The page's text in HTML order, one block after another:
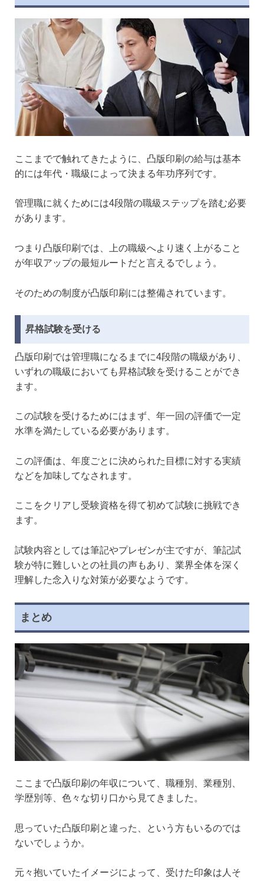
ここまでで触れてきたように、凸版印刷の給与は基本
的には年代・職級によって決まる年功序列です。
管理職に就くためには4段階の職級ステップを踏む必要
があります。
つまり凸版印刷では、上の職級へより速く上がること
が年収アップの最短ルートだと言えるでしょう。
そのための制度が凸版印刷には整備されています。
昇格試験を受ける
凸版印刷では管理職になるまでに4段階の職級があり、
いずれの職級においても昇格試験を受けることができ
ます。
この試験を受けるためにはまず、年一回の評価で一定
水準を満たしている必要があります。
この評価は、年度ごとに決められた目標に対する実績
などを加味してなされます。
ここをクリアし受験資格を得て初めて試験に挑戦でき
ます。
試験内容としては筆記やプレゼンが主ですが、筆記試
験が特に難しいとの社員の声もあり、業界全体を深く
理解した念入りな対策が必要なようです。
まとめ
ここまで凸版印刷の年収について、職種別、業種別、
学歴別等、色々な切り口から見てきました。
思っていた凸版印刷と違った、という方もいるのでは
ないでしょうか。
元々抱いていたイメージによって、受けた印象は人そ